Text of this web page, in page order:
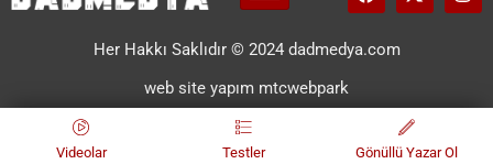
Her Hakkı Saklıdır © 2024 dadmedya.com
web site yapım mtcwebpark
Videolar Testler Gönüllü Yazar Ol